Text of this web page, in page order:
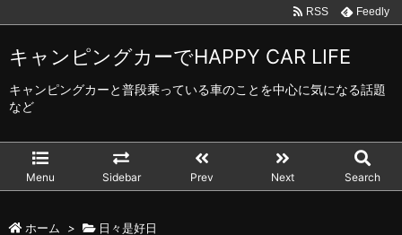
キャンピングカーでHAPPY CAR LIFE
キャンピングカーと普段乗っている車のことを中心に気になる話題
など
Menu Sidebar Prev Next Search
RSS Feedly
ホーム > 日々是好日